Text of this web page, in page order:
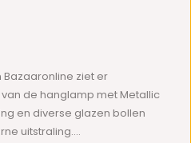
Bazaaronline ziet er
de hanglamp met Metallic
en diverse glazen bollen
uitstraling....